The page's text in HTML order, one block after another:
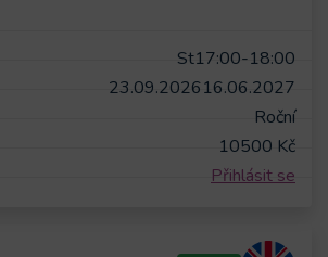
St17:00-18:00
23.09.202616.06.2027
Roční
10500 Kč
Přihlásit se